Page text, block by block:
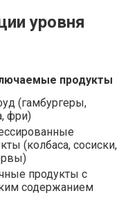
уровня
продукты
(гамбургеры,
фри)
(колбаса, сосиски,
продукты с
содержанием